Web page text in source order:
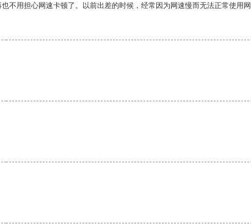
用担心网速卡顿了。以前出差的时候，经常因为网速慢而无法正常使用